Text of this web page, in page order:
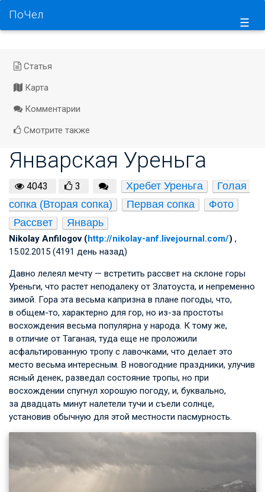
☰
ПоЧел
Статья
Карта
Комментарии
Смотрите также
Январская Уреньга
4043 3 Хребет Уреньга
Голая
сопка (Вторая сопка)
Первая сопка
Фото
Рассвет
Январь
Nikolay Anfilogov (http://nikolay-anf.livejournal.com/) ,
15.02.2015 (4191 день назад)
Давно лелеял мечту — встретить рассвет на склоне горы
Уреньги, что растет неподалеку от Златоуста, и непременно
зимой. Гора эта весьма капризна в плане погоды, что,
в общем-то, характерно для гор, но из-за простоты
восхождения весьма популярна у народа. К тому же,
в отличие от Таганая, туда еще не проложили
асфальтированную тропу с лавочками, что делает это
место весьма интересным. В новогодние праздники, улучив
ясный денек, разведал состояние тропы, но при
восхождении спугнул хорошую погоду, и, буквально,
за двадцать минут налетели тучи и съели солнце,
установив обычную для этой местности пасмурность.